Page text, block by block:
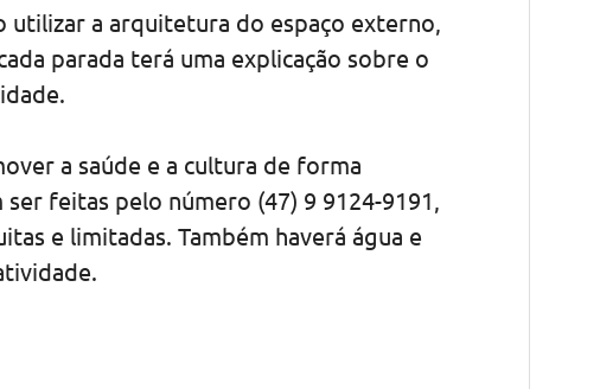
utilizar a arquitetura do espaço externo,
parada terá uma explicação sobre o
a saúde e a cultura de forma
feitas pelo número (47) 9 9124-9191,
e limitadas. Também haverá água e